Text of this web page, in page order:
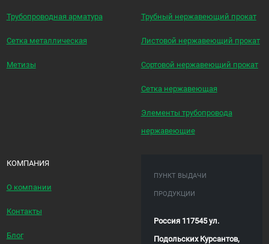
Трубопроводная арматура
Сетка металлическая
Метизы
Трубный нержавеющий прокат
Листовой нержавеющий прокат
Сортовой нержавеющий прокат
Сетка нержавеющая
Элементы трубопровода
нержавеющие
КОМПАНИЯ
О компании
Контакты
Блог
ПУНКТ ВЫДАЧИ
ПРОДУКЦИИ
Россия 117545 ул.
Подольских Курсантов,